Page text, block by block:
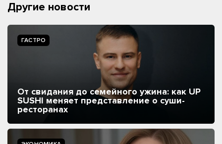
Другие новости
ГАСТРО
От свидания до семейного ужина: как UP
SUSHI меняет представление о суши-
ресторанах